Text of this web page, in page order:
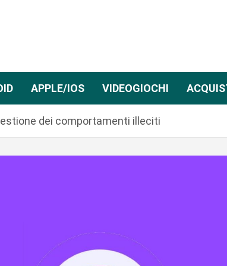
APPLE/IOS VIDEOGIOCHI
dei comportamenti illeciti